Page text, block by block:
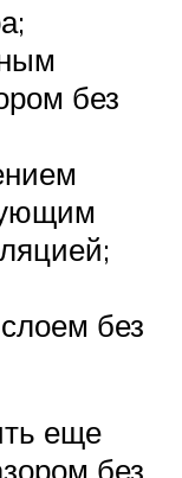
без
без
еще
без